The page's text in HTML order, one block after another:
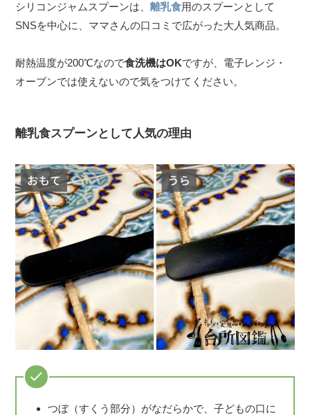
シリコンジャムスプーンは、離乳食用のスプーンとして
SNSを中心に、ママさんの口コミで広がった大人気商品。
耐熱温度が200℃なので食洗機はOKですが、電子レンジ・
オーブンでは使えないので気をつけてください。
離乳食スプーンとして人気の理由
つぼ（すくう部分）がなだらかで、子どもの口に